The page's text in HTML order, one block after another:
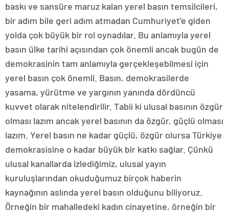
baskı ve sansüre maruz kalan yerel basın temsilcileri,
bir adım bile geri adım atmadan Cumhuriyet’e giden
yolda çok büyük bir rol oynadılar. Bu anlamıyla yerel
basın ülke tarihi açısından çok önemli ancak bugün de
demokrasinin tam anlamıyla gerçekleşebilmesi için
yerel basın çok önemli. Basın, demokrasilerde
yasama, yürütme ve yargının yanında dördüncü
kuvvet olarak nitelendirilir. Tabii ki ulusal basının özgür
olması lazım ancak yerel basının da özgür, güçlü olması
lazım. Yerel basın ne kadar güçlü, özgür olursa Türkiye
demokrasisine o kadar büyük bir katkı sağlar. Çünkü
ulusal kanallarda izlediğimiz, ulusal yayın
kuruluşlarından okuduğumuz birçok haberin
kaynağının aslında yerel basın olduğunu biliyoruz.
Örneğin bir mahalledeki kadın cinayetine, örneğin bir